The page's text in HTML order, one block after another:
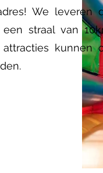
We leveren
straal van
attracties kunnen